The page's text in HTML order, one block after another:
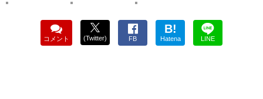
コメント (Twitter) FB
B!
Hatena LINE